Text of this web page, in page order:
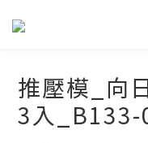
推壓模_向
3入_B133-